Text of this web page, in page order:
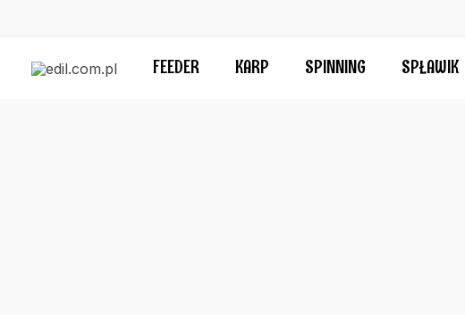
treści
FEEDER KARP SPINNING SPŁAWIK